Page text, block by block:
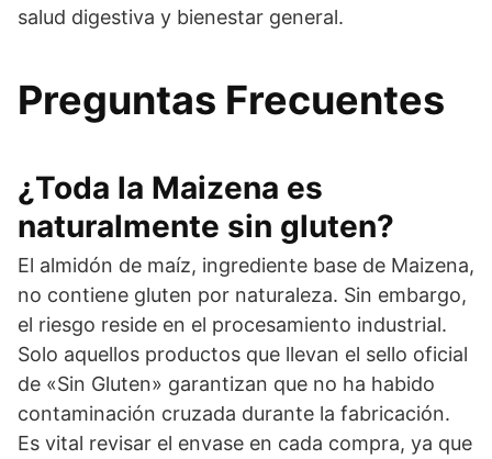
salud digestiva y bienestar general.
Preguntas Frecuentes
¿Toda la Maizena es
naturalmente sin gluten?
El almidón de maíz, ingrediente base de Maizena,
no contiene gluten por naturaleza. Sin embargo,
el riesgo reside en el procesamiento industrial.
Solo aquellos productos que llevan el sello oficial
de «Sin Gluten» garantizan que no ha habido
contaminación cruzada durante la fabricación.
Es vital revisar el envase en cada compra, ya que